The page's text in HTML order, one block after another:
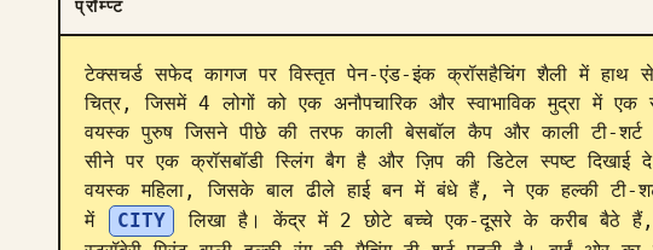
प्रॉम्प्ट
टेक्सचर्ड सफेद कागज पर विस्तृत पेन-एंड-इंक क्रॉसहैचिंग शैली में हाथ से
चित्र, जिसमें 4 लोगों को एक अनौपचारिक और स्वाभाविक मुद्रा में
वयस्क पुरुष जिसने पीछे की तरफ काली बेसबॉल कैप और काली टी-
सीने पर एक क्रॉसबॉडी स्लिंग बैग है और ज़िप की डिटेल स्पष्ट दिखाई
वयस्क महिला, जिसके बाल ढीले हाई बन में बंधे हैं, ने एक हल्की टी-
में
CITY
लिखा है। केंद्र में 2 छोटे बच्चे एक-दूसरे के करीब बैठे हैं,